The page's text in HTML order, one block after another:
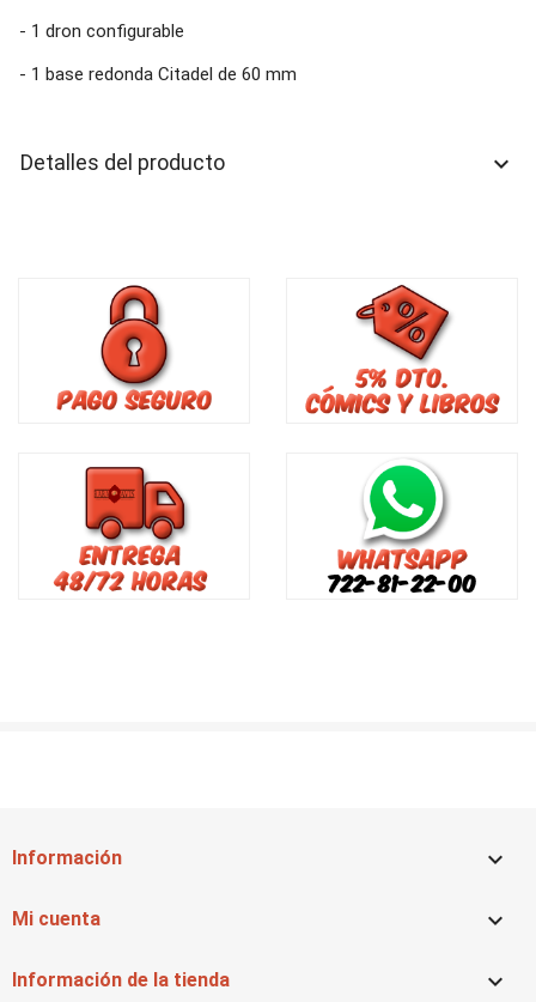
- 1 dron configurable
- 1 base redonda Citadel de 60 mm
Detalles del producto keyboard_arrow_down
Información 
Mi cuenta 
Información de la tienda 